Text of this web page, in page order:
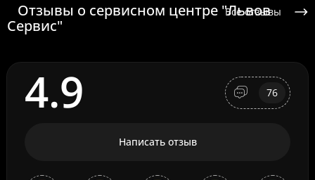
Отзывы о сервисном центре "Львов
Сервис"
Все отзывы
4.9 76
Написать отзыв